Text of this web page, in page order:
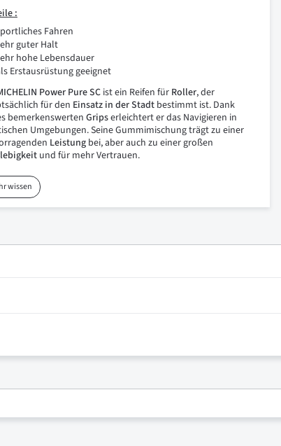
:
Fahren
guter Halt
hohe Lebensdauer
Erstausrüstung geeignet
Power Pure SCist ein Reifen für Roller, der
für den Einsatz in der Stadtbestimmt ist. Dank
bemerkenswerten Gripserleichtert er das Navigieren in
Umgebungen. Seine Gummimischung trägt zu einer
Leistungbei, aber auch zu einer großen
und für mehr Vertrauen.
wissen